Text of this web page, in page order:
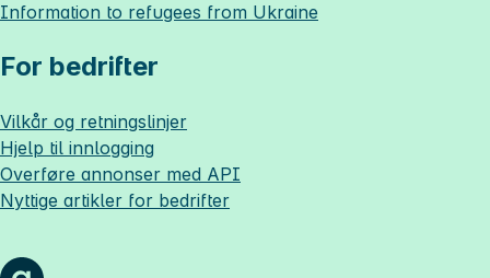
Information to refugees from Ukraine
For bedrifter
Vilkår og retningslinjer
Hjelp til innlogging
Overføre annonser med API
Nyttige artikler for bedrifter